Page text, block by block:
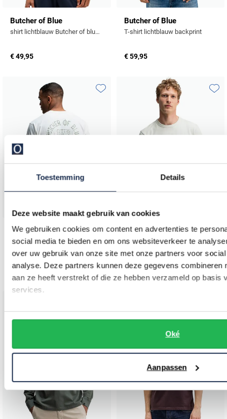
Toestemming Details
Deze website maakt gebruik van cookies
We gebruiken cookies om content en advertenties te
social media te bieden en om ons websiteverkeer te
over uw gebruik van onze site met onze partners voor
analyse. Deze partners kunnen deze gegevens combineren
aan ze heeft verstrekt of die ze hebben verzameld op basis
services.
Oké
Aanpassen
Butcher of Blue
shirt lichtblauw Butcher of blue effen katoen
€ 49,95
Butcher of Blue
T-shirt lichtblauw backprint
€ 59,95
Butcher of Blue
t-shirt wit
€ 59,95€ 47,96
-
Toevoegen aan favorieten
Butcher of Blue
Shirt butcher of blue creme effen katoen
€ 49,95
Toevoegen aan favorieten